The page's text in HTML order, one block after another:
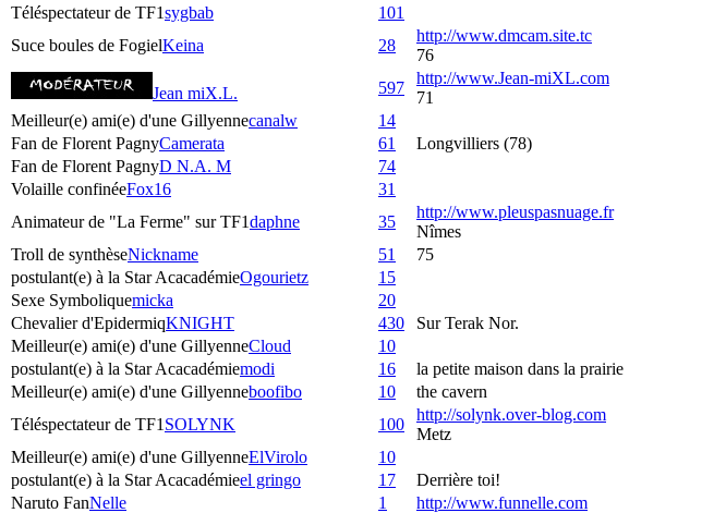
Téléspectateur de TF1sygbab 101
Suce boules de FogielKeina 28
http://www.dmcam.site.tc
76
Jean miX.L. 597
http://www.Jean-miXL.com
71
Meilleur(e) ami(e) d'une Gillyennecanalw 14
Fan de Florent PagnyCamerata 61 Longvilliers (78)
Fan de Florent PagnyD N.A. M 74
Volaille confinéeFox16 31
Animateur de "La Ferme" sur TF1daphne 35
http://www.pleuspasnuage.fr
Nîmes
Troll de synthèseNickname 51 75
postulant(e) à la Star AcacadémieOgourietz 15
Sexe Symboliquemicka 20
Chevalier d'EpidermiqKNIGHT 430 Sur Terak Nor.
Meilleur(e) ami(e) d'une GillyenneCloud 10
postulant(e) à la Star Acacadémiemodi 16 la petite maison dans la prairie
Meilleur(e) ami(e) d'une Gillyenneboofibo 10 the cavern
Téléspectateur de TF1 SOLYNK 100
http://solynk.over-blog.com
Metz
Meilleur(e) ami(e) d'une GillyenneElVirolo 10
postulant(e) à la Star Acacadémieel gringo 17 Derrière toi!
Naruto FanNelle 1 http://www.funnelle.com